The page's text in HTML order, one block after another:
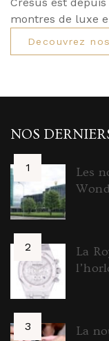
montres de luxe
Decouvrez
NOS
Les
La
La